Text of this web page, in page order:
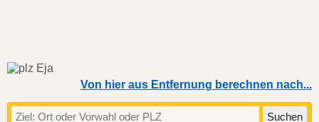
Von hier aus Entfernung berechnen nach...